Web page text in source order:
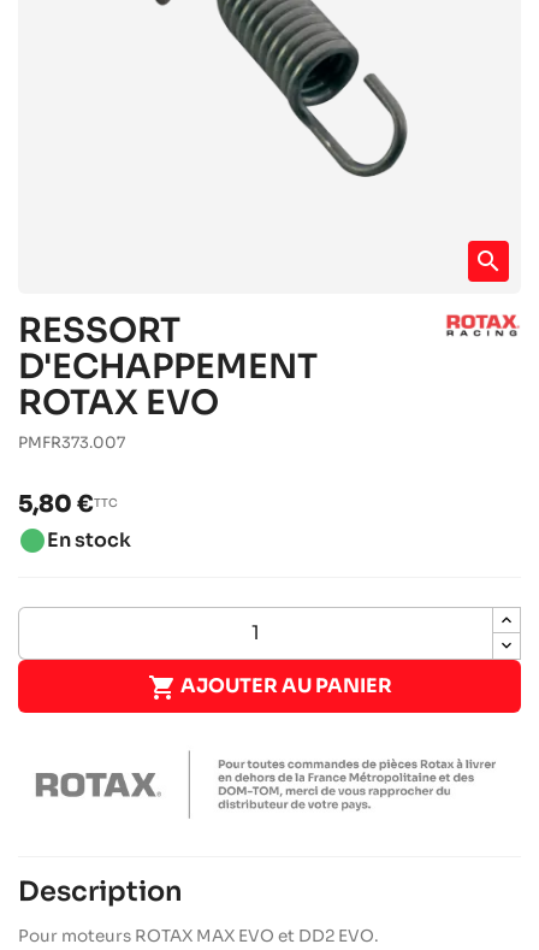
search
RESSORT
D'ECHAPPEMENT
ROTAX EVO
PMFR373.007
5,80 €TTC
brightness_1En stock
 AJOUTER AU PANIER
Description
Pour moteurs ROTAX MAX EVO et DD2 EVO.